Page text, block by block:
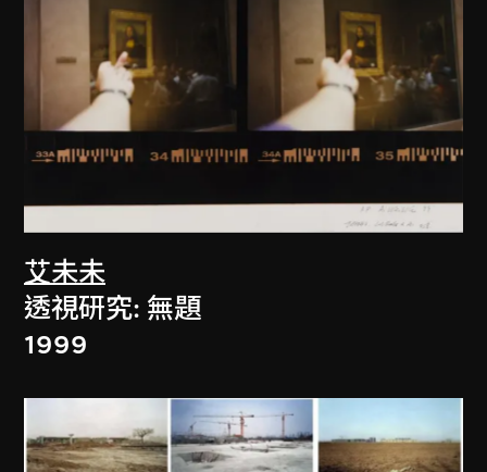
艾未未
透視研究: 無題
1999